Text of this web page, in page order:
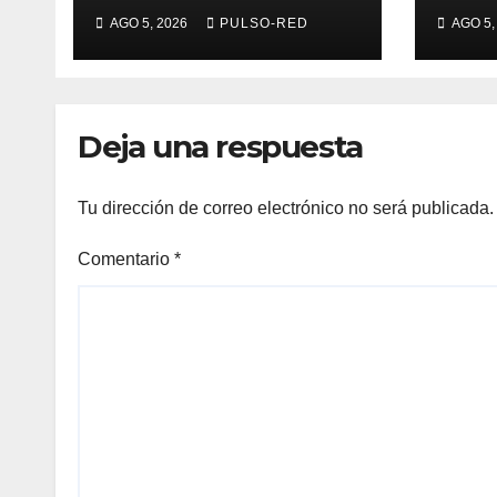
México en Tlaxcala
avanza con trabajo
coordinado
AGO 5, 2026 PULSO-RED AGO
Deja una respuesta
Tu dirección de correo electrónico no será publicada.
Comentario *